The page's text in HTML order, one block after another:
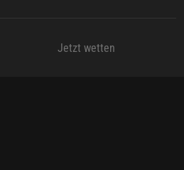
Jetzt wetten